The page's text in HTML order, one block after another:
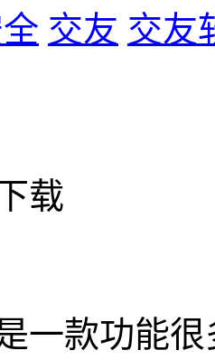
交友 交友
载
一款功能很